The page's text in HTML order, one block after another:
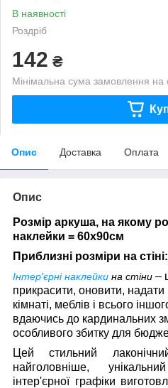
В наявності
Роздріб
142 ₴
Мінімальна сума замовлення на
Опис Доставка Оплата
Опис
Розмір аркуша, на якому
наклейки = 60х90см
Приблизні розміри на
Інтер'єрні наклейки на стіни –
прикрасити, оновити,
кімнаті, меблів і всього
вдаючись до кардинальних
особливого збитку для
Цей стильний
найголовніше,
інтер'єрної графіки